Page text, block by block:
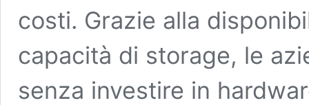
costi. Grazie alla
capacità di storage, le
senza investire in